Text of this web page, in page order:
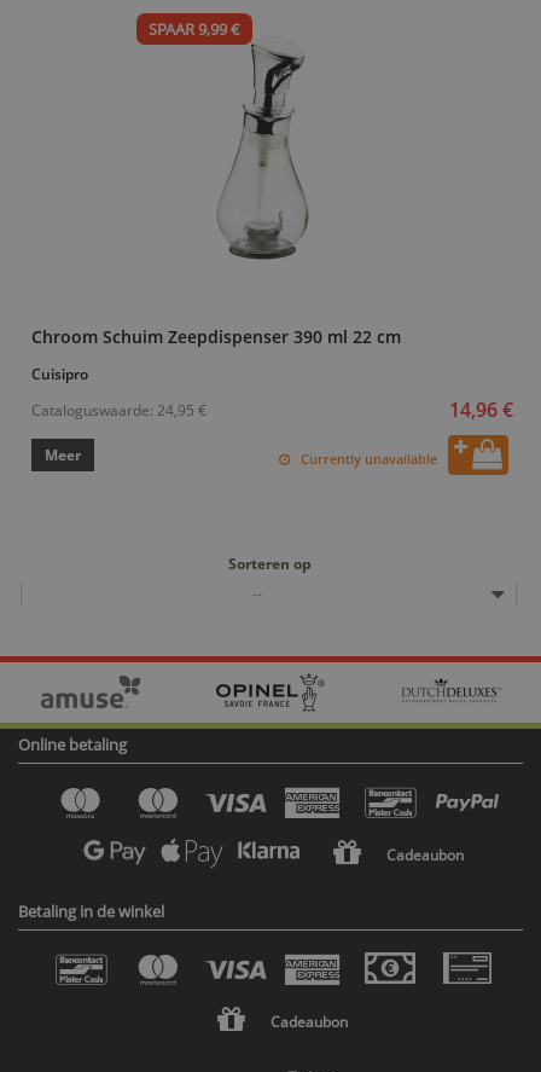
SPAAR 9,99 €
Chroom Schuim Zeepdispenser 390 ml 22 cm
Cuisipro
Cataloguswaarde: 24,95 € 14,96 €
Meer Currently unavailable
Sorteren op
--
Online betaling
Cadeaubon
Betaling in de winkel
Cadeaubon